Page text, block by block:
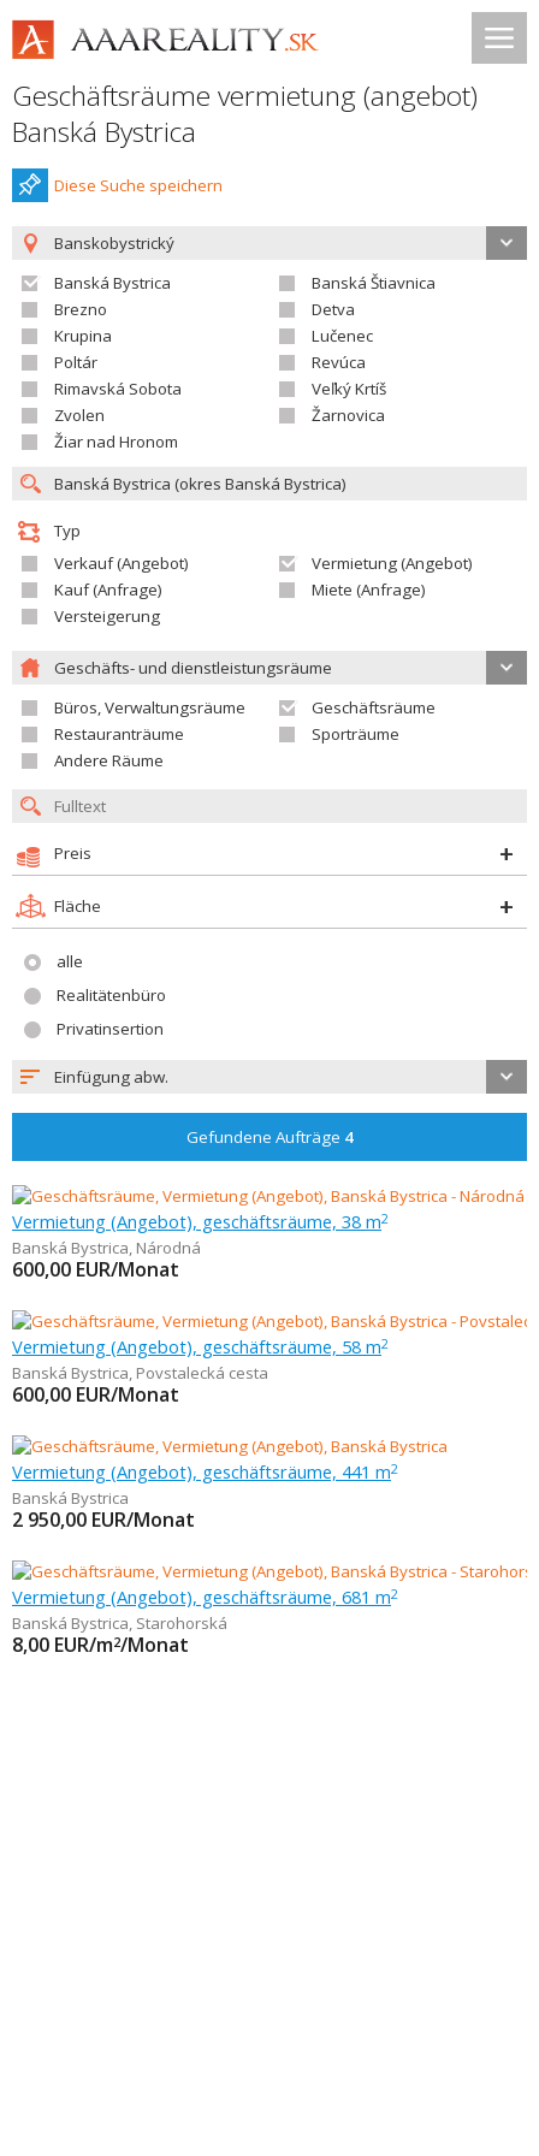
Geschäftsräume vermietung (angebot)
Banská Bystrica
Diese Suche speichern
Banskobystrický
Banská Bystrica
Banská Štiavnica
Brezno
Detva
Krupina
Lučenec
Poltár
Revúca
Rimavská Sobota
Veľký Krtíš
Zvolen
Žarnovica
Žiar nad Hronom
Typ
Verkauf (Angebot)
Vermietung (Angebot)
Kauf (Anfrage)
Miete (Anfrage)
Versteigerung
Geschäfts- und dienstleistungsräume
Büros, Verwaltungsräume
Geschäftsräume
Restauranträume
Sporträume
Andere Räume
Preis
Fläche
alle
Realitätenbüro
Privatinsertion
Einfügung abw.
Gefundene Aufträge 4
Vermietung (Angebot), geschäftsräume, 38 m2
Banská Bystrica, Národná
600,00 EUR/Monat
Vermietung (Angebot), geschäftsräume, 58 m2
Banská Bystrica, Povstalecká cesta
600,00 EUR/Monat
Vermietung (Angebot), geschäftsräume, 441 m2
Banská Bystrica
2 950,00 EUR/Monat
Vermietung (Angebot), geschäftsräume, 681 m2
Banská Bystrica, Starohorská
8,00 EUR/m2/Monat